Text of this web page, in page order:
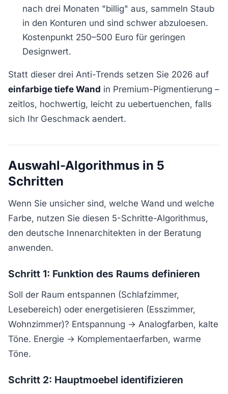
nach drei Monaten "billig" aus, sammeln Staub
in den Konturen und sind schwer abzuloesen.
Kostenpunkt 250–500 Euro für geringen
Designwert.
Statt dieser drei Anti-Trends setzen Sie 2026 auf
einfarbige tiefe Wand in Premium-Pigmentierung –
zeitlos, hochwertig, leicht zu uebertuenchen, falls
sich Ihr Geschmack aendert.
Auswahl-Algorithmus in 5
Schritten
Wenn Sie unsicher sind, welche Wand und welche
Farbe, nutzen Sie diesen 5-Schritte-Algorithmus,
den deutsche Innenarchitekten in der Beratung
anwenden.
Schritt 1: Funktion des Raums definieren
Soll der Raum entspannen (Schlafzimmer,
Lesebereich) oder energetisieren (Esszimmer,
Wohnzimmer)? Entspannung → Analogfarben, kalte
Töne. Energie → Komplementaerfarben, warme
Töne.
Schritt 2: Hauptmoebel identifizieren